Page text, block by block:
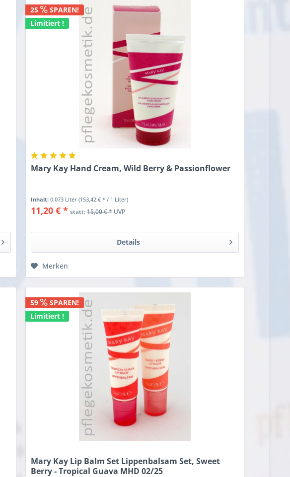
25
SPAREN!
Limitiert !
Mary Kay Hand Cream, Wild Berry & Passionflower
Inhalt:0.073 Liter(153,42 € * / 1 Liter)
11,20 € * statt:15,00 € *UVP
Details
Merken
59
SPAREN!
Limitiert !
Mary Kay Lip Balm Set Lippenbalsam Set, Sweet
Berry - Tropical Guava MHD 02/25